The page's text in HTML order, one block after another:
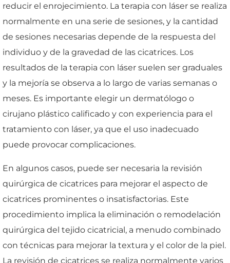
reducir el enrojecimiento. La terapia con láser se realiza
normalmente en una serie de sesiones, y la cantidad
de sesiones necesarias depende de la respuesta del
individuo y de la gravedad de las cicatrices. Los
resultados de la terapia con láser suelen ser graduales
y la mejoría se observa a lo largo de varias semanas o
meses. Es importante elegir un dermatólogo o
cirujano plástico calificado y con experiencia para el
tratamiento con láser, ya que el uso inadecuado
puede provocar complicaciones.
En algunos casos, puede ser necesaria la revisión
quirúrgica de cicatrices para mejorar el aspecto de
cicatrices prominentes o insatisfactorias. Este
procedimiento implica la eliminación o remodelación
quirúrgica del tejido cicatricial, a menudo combinado
con técnicas para mejorar la textura y el color de la piel.
La revisión de cicatrices se realiza normalmente varios